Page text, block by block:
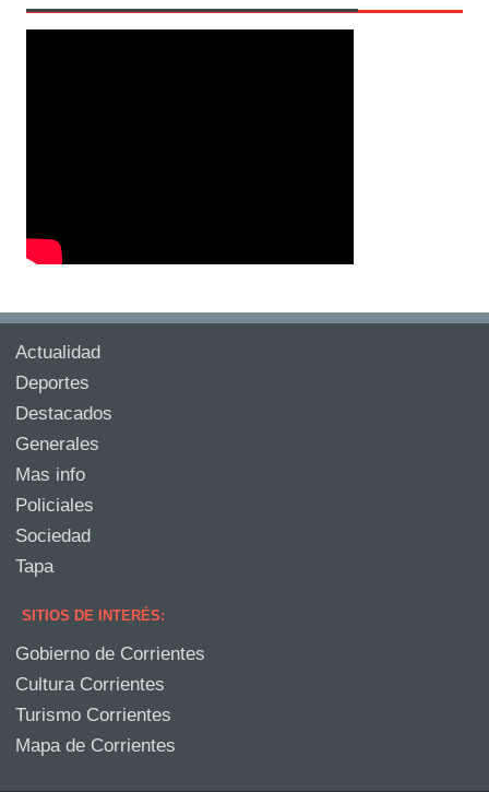
Actualidad
Deportes
Destacados
Generales
Mas info
Policiales
Sociedad
Tapa
SITIOS DE INTERÉS:
Gobierno de Corrientes
Cultura Corrientes
Turismo Corrientes
Mapa de Corrientes